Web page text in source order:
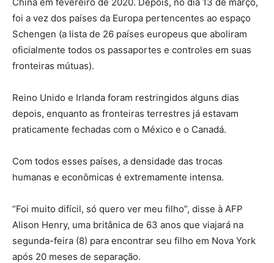
foi a vez dos países da Europa pertencentes ao espaço
Schengen (a lista de 26 países europeus que aboliram
oficialmente todos os passaportes e controles em suas
fronteiras mútuas).
Reino Unido e Irlanda foram restringidos alguns dias
depois, enquanto as fronteiras terrestres já estavam
praticamente fechadas com o México e o Canadá.
Com todos esses países, a densidade das trocas
humanas e econômicas é extremamente intensa.
“Foi muito difícil, só quero ver meu filho”, disse à AFP
Alison Henry, uma britânica de 63 anos que viajará na
segunda-feira (8) para encontrar seu filho em Nova York
após 20 meses de separação.